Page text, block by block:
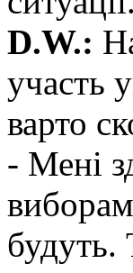
D.W.:
участь
варто
- Мені
будуть.